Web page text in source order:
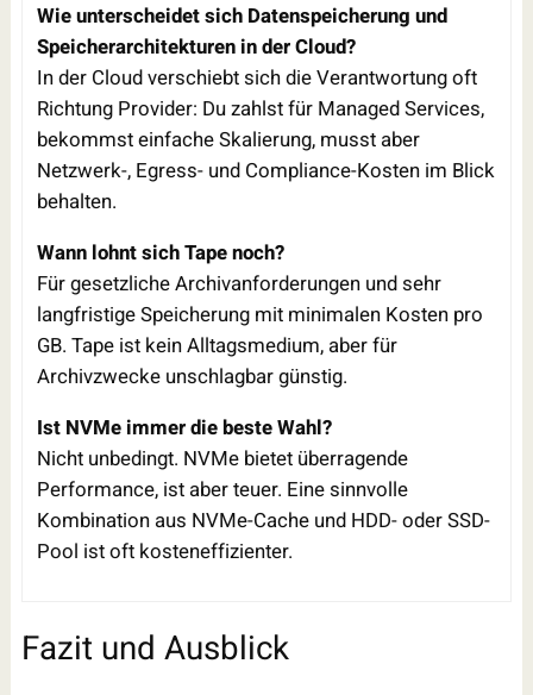
Wie unterscheidet sich Datenspeicherung und
Speicherarchitekturen in der Cloud?
In der Cloud verschiebt sich die Verantwortung oft
Richtung Provider: Du zahlst für Managed Services,
bekommst einfache Skalierung, musst aber
Netzwerk-, Egress- und Compliance-Kosten im Blick
behalten.
Wann lohnt sich Tape noch?
Für gesetzliche Archivanforderungen und sehr
langfristige Speicherung mit minimalen Kosten pro
GB. Tape ist kein Alltagsmedium, aber für
Archivzwecke unschlagbar günstig.
Ist NVMe immer die beste Wahl?
Nicht unbedingt. NVMe bietet überragende
Performance, ist aber teuer. Eine sinnvolle
Kombination aus NVMe-Cache und HDD- oder SSD-
Pool ist oft kosteneffizienter.
Fazit und Ausblick